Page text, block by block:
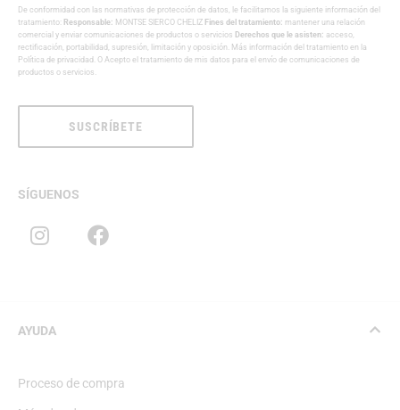
De conformidad con las normativas de protección de datos, le facilitamos la siguiente información del
tratamiento: Responsable: MONTSE SIERCO CHELIZ Fines del tratamiento: mantener una relación
comercial y enviar comunicaciones de productos o servicios Derechos que le asisten: acceso,
rectificación, portabilidad, supresión, limitación y oposición. Más información del tratamiento en la
Política de privacidad . O Acepto el tratamiento de mis datos para el envío de comunicaciones de
productos o servicios.
SUSCRÍBETE
SÍGUENOS
AYUDA
Proceso de compra